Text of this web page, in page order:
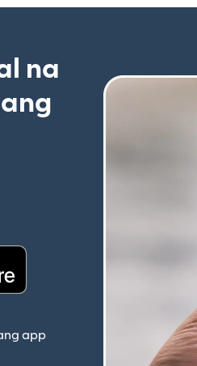
na
sa bagong window)
sa bagong window)
app